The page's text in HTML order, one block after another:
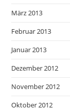
März 2013
Februar 2013
Januar 2013
Dezember 2012
November 2012
Oktober 2012